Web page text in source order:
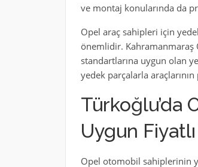
ve montaj konularında da
Opel araç sahipleri için
önemlidir. Kahramanmaraş
standartlarına uygun olan
yedek parçalarla araçlarının
Türkoğlu’da
Uygun
Opel otomobil sahiplerinin